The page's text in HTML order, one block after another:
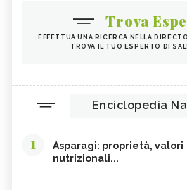
Trova
EFFETTUA UNA RICERCA NELLA
TROVA IL TUO ESPERTO DI
Enciclopedia
1
Asparagi: proprietà, valori
nutrizionali...